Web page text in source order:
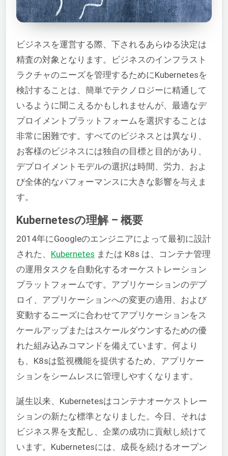
ビジネスを運営する際、下されるあらゆる決定は
精査の対象となります。ビジネスのインフラスト
ラクチャのニーズを管理するためにKubernetesを
検討することは、簡単でテクノロジーに精通して
いるように聞こえるかもしれませんが、最適なデ
プロイメントプラットフォームを選択することは
非常に困難です。すべてのビジネスとは異なり、
お客様のビジネスには独自の目標と目的があり、
デプロイメントモデルの選択は時間、労力、およ
び全体的なパフォーマンスに大きな影響を与えま
す。
Kubernetesの理解 – 概要
2014年にGoogleのエンジニアによって最初に設計
された、 Kubernetes または K8s は、コンテナ管理
の運用タスクを自動化するオーケストレーション
プラットフォームです。アプリケーションのデプ
ロイ、アプリケーションへの変更の適用、および
変動するニーズに合わせてアプリケーションをス
ケールアップまたはスケールダウンするための優
れた組み込みコマンドを備えています。何より
も、K8sは監視機能を提供するため、アプリケー
ションをシームレスに管理しやすくなります。
誕生以来、Kubernetesはコンテナオーケストレー
ションの新たな標準となりました。今日、それは
ビジネス界を支配し、企業の成功に貢献し続けて
います。Kubernetesには、成長を続けるオープン